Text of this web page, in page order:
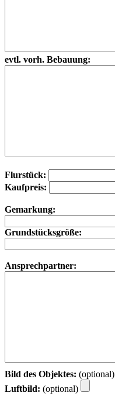
evtl. vorh. Bebauung:
Flurstück:
Kaufpreis:
Gemarkung:
Grundstücksgröße:
Ansprechpartner:
Bild des Objektes: (optional)
Luftbild: (optional)